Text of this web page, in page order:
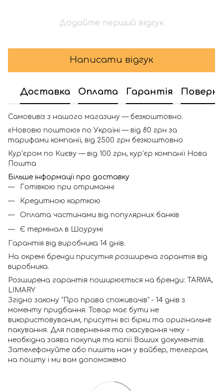
Додайте перший відгук
Написати відгук
Доставка Оплата Гарантія
Самовивіз з нашого магазину — безкоштовно.
«Нововю поштою» по Україні — від 80 грн за
тарифами компанії, від 2500 грн безкоштовно
Кур'єром по Києву — від 100 грн, кур'єр компанії Нова
Пошта
Більше інформації про доставку
Готівкою при отриманні
Кредитною карткою
Оплата частинами від популярних банків
Є термінал в Шоурумі
Гарантія від виробника 14 днів.
На окремі бренди присутня розширена гарантія від
виробника.
Розширена гарантія поширюється на бренди: TARWA,
LIMARY
Згідно закону "Про права споживачів" - 14 днів з
моменту придбання. Товар має бути не
використовуваним, присутні всі бірки та оригінальне
пакування. Для повернення та скасування чеку -
необхідна заява покупця та копії Ваших документів.
Зателефонуйте або пишіть нам у вайбер, телеграм,
на пошту і ми вам допоможемо